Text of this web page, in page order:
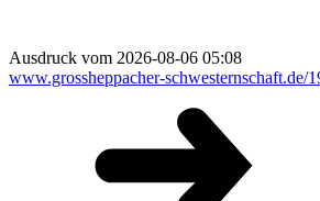
Ausdruck vom 2026-08-06 05:08
www.grossheppacher-schwesternschaft.de/